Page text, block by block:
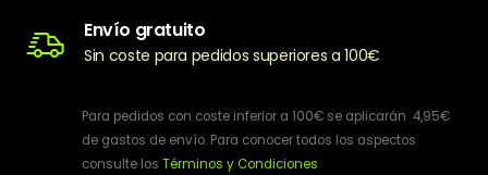
Envío gratuito
Sin coste para pedidos superiores a 100€
Para pedidos con coste inferior a 100€ se aplicarán 4,95€
de gastos de envío. Para conocer todos los aspectos
consulte los Términos y Condiciones